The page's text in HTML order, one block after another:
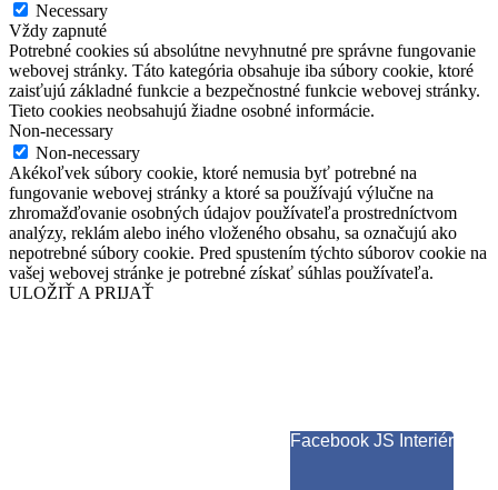
Necessary
Vždy zapnuté
Potrebné cookies sú absolútne nevyhnutné pre správne fungovanie
webovej stránky. Táto kategória obsahuje iba súbory cookie, ktoré
zaisťujú základné funkcie a bezpečnostné funkcie webovej stránky.
Tieto cookies neobsahujú žiadne osobné informácie.
Non-necessary
Non-necessary
Akékoľvek súbory cookie, ktoré nemusia byť potrebné na
fungovanie webovej stránky a ktoré sa používajú výlučne na
zhromažďovanie osobných údajov používateľa prostredníctvom
analýzy, reklám alebo iného vloženého obsahu, sa označujú ako
nepotrebné súbory cookie. Pred spustením týchto súborov cookie na
vašej webovej stránke je potrebné získať súhlas používateľa.
ULOŽIŤ A PRIJAŤ
Facebook JS Interiér